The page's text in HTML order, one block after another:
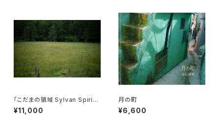
「こだまの領域 Sylvan Spirit」
Print C
¥11,000
月の町
¥6,600